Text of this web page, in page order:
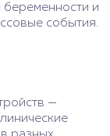
и
события.
—